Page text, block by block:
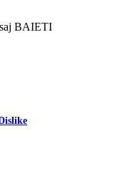
BAIETI